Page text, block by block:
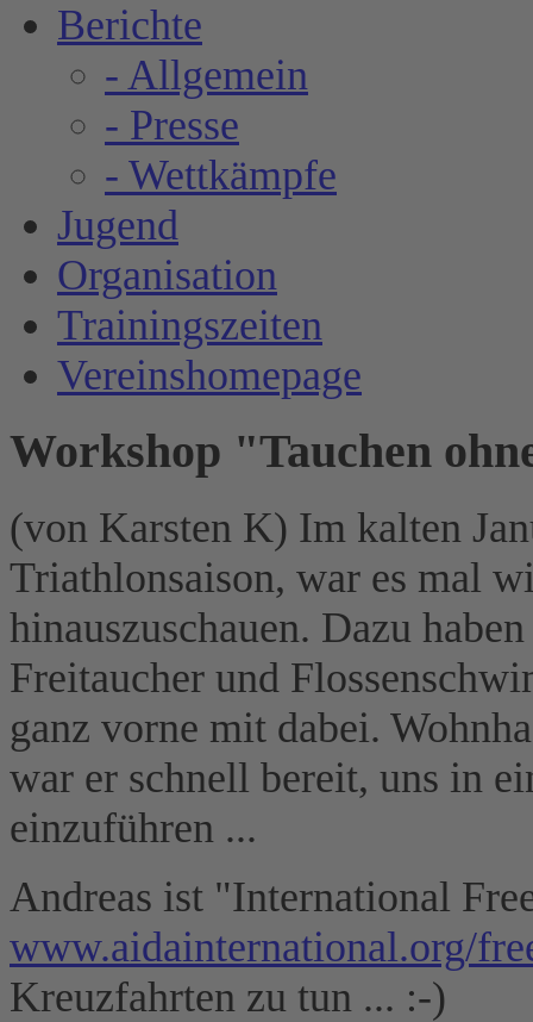
Berichte
- Allgemein
- Presse
- Wettkämpfe
Jugend
Organisation
Trainingszeiten
Vereinshomepage
Workshop "Tauchen
(von Karsten K) Im kalten
Triathlonsaison, war es mal
hinauszuschauen. Dazu
Freitaucher und
ganz vorne mit dabei.
war er schnell bereit, uns in
einzuführen ...
Andreas ist "International
www.aidainternational.org/
Kreuzfahrten zu tun ... :-)